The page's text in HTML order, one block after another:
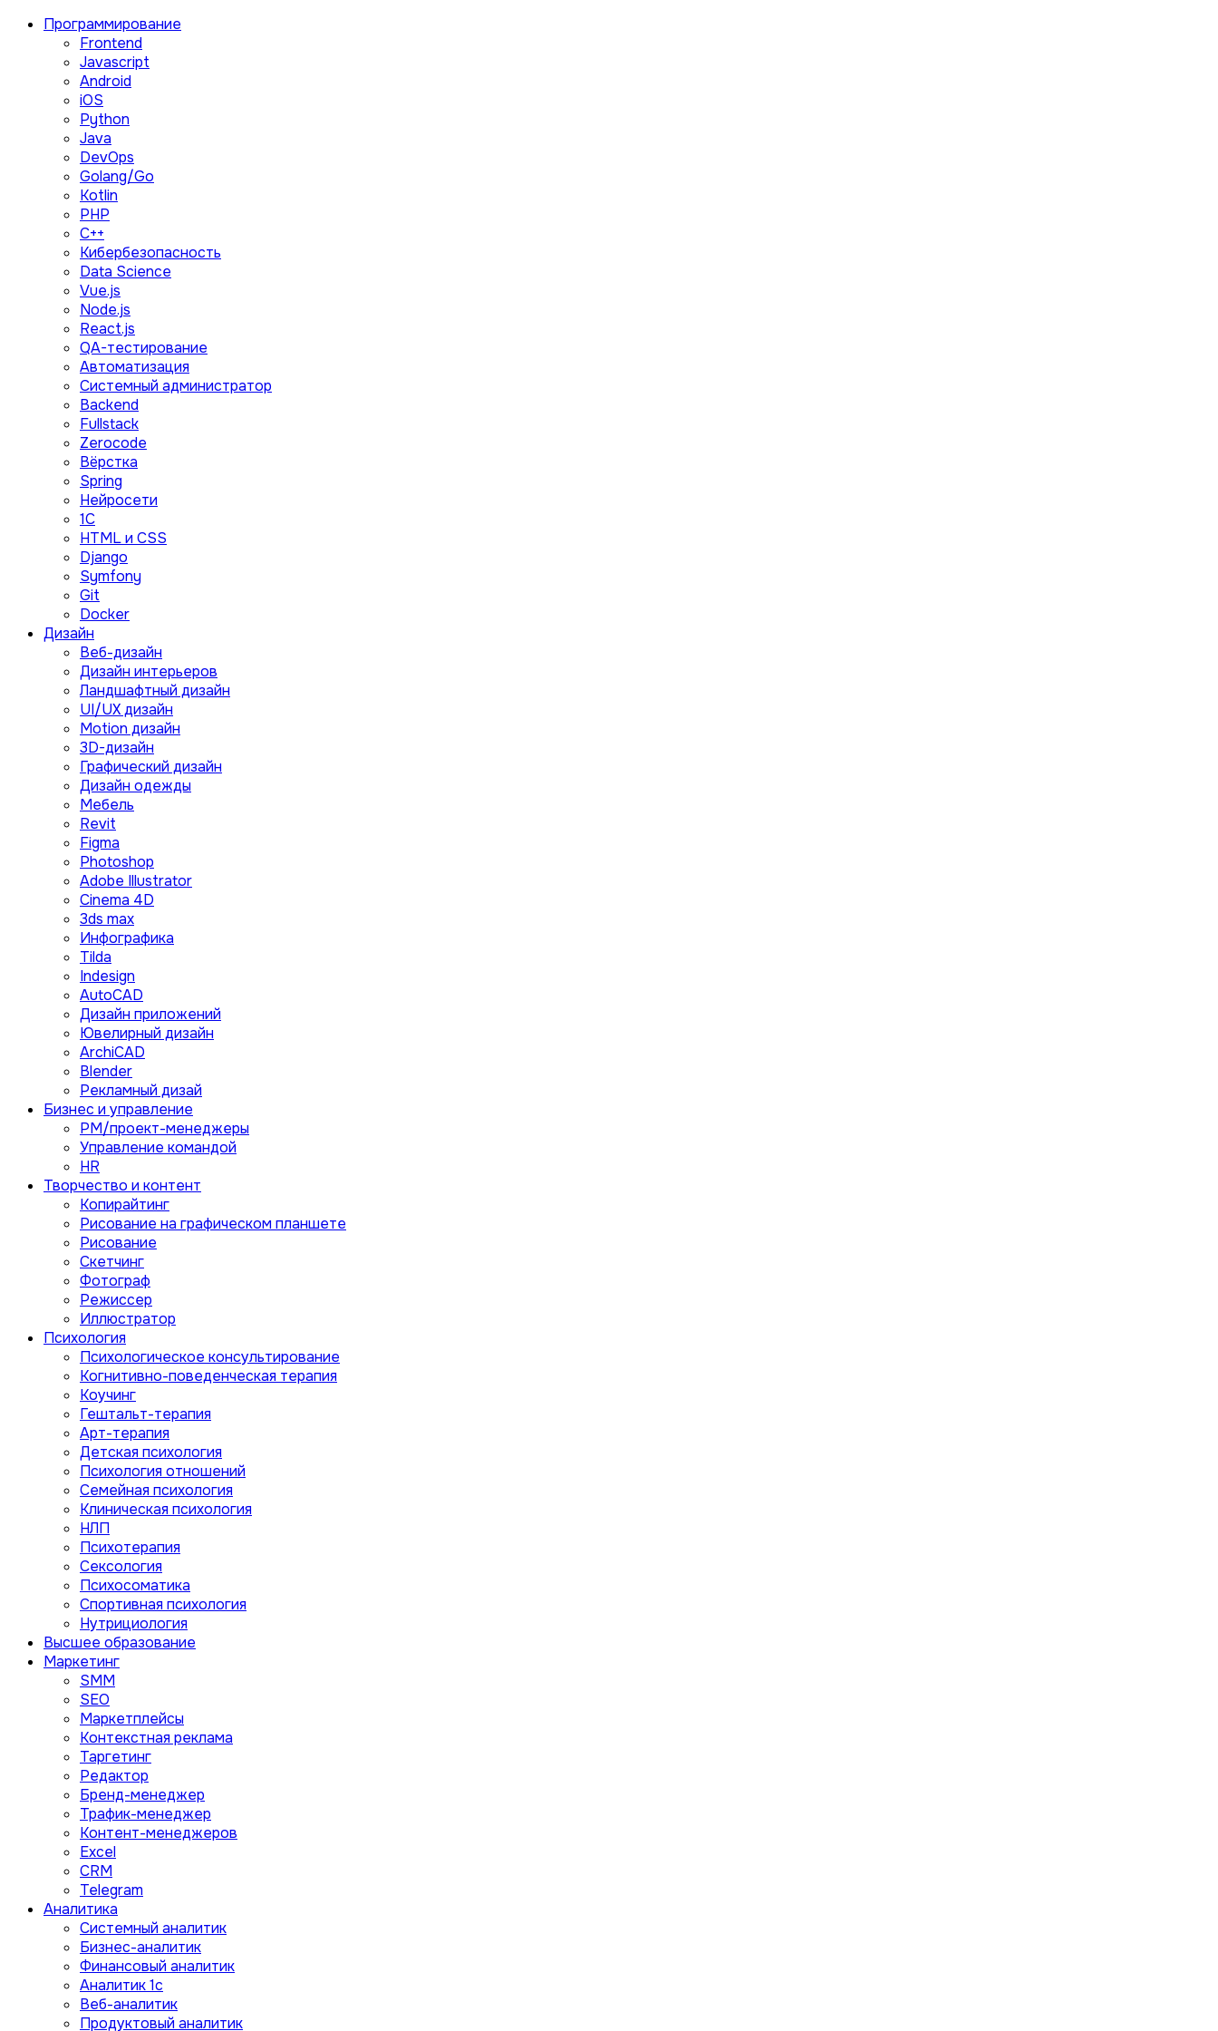
Программирование
Frontend
Javascript
Android
iOS
Python
Java
DevOps
Golang/Go
Kotlin
PHP
C++
Кибербезопасность
Data Science
Vue.js
Node.js
React.js
QA-тестирование
Автоматизация
Системный администратор
Backend
Fullstack
Zerocode
Вёрстка
Spring
Нейросети
1C
HTML и CSS
Django
Symfony
Git
Docker
Дизайн
Веб-дизайн
Дизайн интерьеров
Ландшафтный дизайн
UI/UX дизайн
Motion дизайн
3D-дизайн
Графический дизайн
Дизайн одежды
Мебель
Revit
Figma
Photoshop
Adobe Illustrator
Сinema 4D
3ds max
Инфографика
Tilda
Indesign
AutoCAD
Дизайн приложений
Ювелирный дизайн
ArchiCAD
Blender
Рекламный дизай
Бизнес и управление
PM/проект-менеджеры
Управление командой
HR
Творчество и контент
Копирайтинг
Рисование на графическом планшете
Рисование
Скетчинг
Фотограф
Режиссер
Иллюстратор
Психология
Психологическое консультирование
Когнитивно-поведенческая терапия
Коучинг
Гештальт-терапия
Арт-терапия
Детская психология
Психология отношений
Семейная психология
Клиническая психология
НЛП
Психотерапия
Сексология
Психосоматика
Спортивная психология
Нутрициология
Высшее образование
Маркетинг
SMM
SEO
Маркетплейсы
Контекстная реклама
Таргетинг
Редактор
Бренд-менеджер
Трафик-менеджер
Контент-менеджеров
Excel
CRM
Telegram
Аналитика
Системный аналитик
Бизнес-аналитик
Финансовый аналитик
Aналитик 1с
Веб-аналитик
Продуктовый аналитик